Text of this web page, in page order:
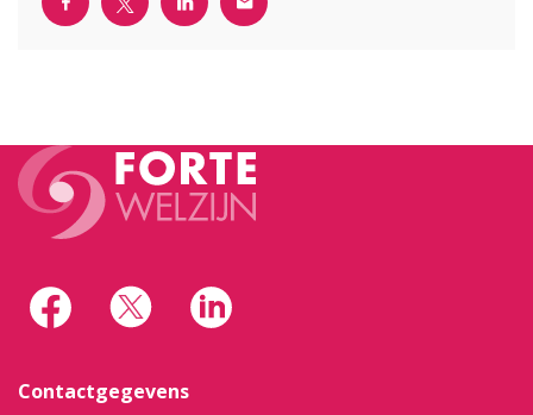
Contactgegevens